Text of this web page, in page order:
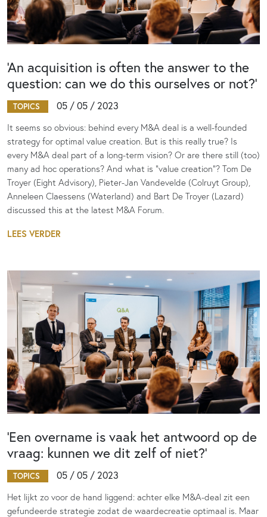
‘An acquisition is often the answer to the
question: can we do this ourselves or not?’
TOPICS 05 / 05 / 2023
It seems so obvious: behind every M&A deal is a well-founded
strategy for optimal value creation. But is this really true? Is
every M&A deal part of a long-term vision? Or are there still (too)
many ad hoc operations? And what is "value creation"? Tom De
Troyer (Eight Advisory), Pieter-Jan Vandevelde (Colruyt Group),
Anneleen Claessens (Waterland) and Bart De Troyer (Lazard)
discussed this at the latest M&A Forum.
LEES VERDER
‘Een overname is vaak het antwoord op de
vraag: kunnen we dit zelf of niet?’
TOPICS 05 / 05 / 2023
Het lijkt zo voor de hand liggend: achter elke M&A-deal zit een
gefundeerde strategie zodat de waardecreatie optimaal is. Maar